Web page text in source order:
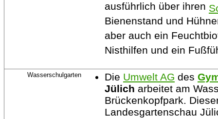
ausführlich über ihren
Bienenstand und
aber auch ein
Nisthilfen und ein
Wasserschulgarten Die Umwelt AG des
Jülich arbeitet am
Brückenkopfpark.
Landesgartenschau